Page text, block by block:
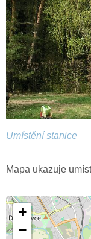
Umístění stanice
Mapa ukazuje
+
−